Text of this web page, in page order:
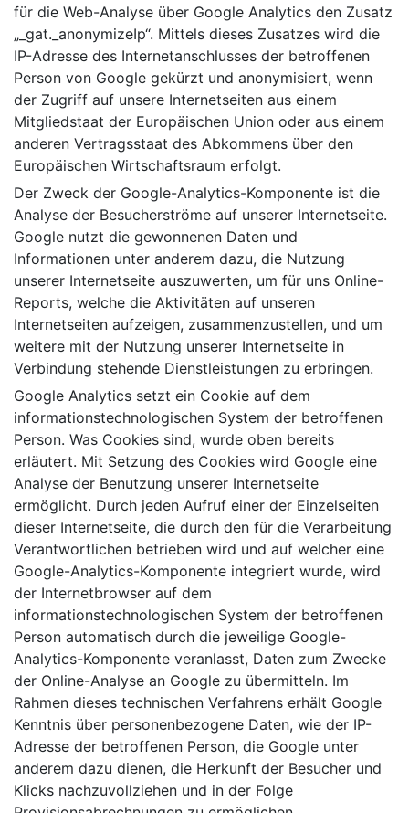
für die Web-Analyse über Google Analytics den Zusatz
„_gat._anonymizeIp“. Mittels dieses Zusatzes wird die
IP-Adresse des Internetanschlusses der betroffenen
Person von Google gekürzt und anonymisiert, wenn
der Zugriff auf unsere Internetseiten aus einem
Mitgliedstaat der Europäischen Union oder aus einem
anderen Vertragsstaat des Abkommens über den
Europäischen Wirtschaftsraum erfolgt.
Der Zweck der Google-Analytics-Komponente ist die
Analyse der Besucherströme auf unserer Internetseite.
Google nutzt die gewonnenen Daten und
Informationen unter anderem dazu, die Nutzung
unserer Internetseite auszuwerten, um für uns Online-
Reports, welche die Aktivitäten auf unseren
Internetseiten aufzeigen, zusammenzustellen, und um
weitere mit der Nutzung unserer Internetseite in
Verbindung stehende Dienstleistungen zu erbringen.
Google Analytics setzt ein Cookie auf dem
informationstechnologischen System der betroffenen
Person. Was Cookies sind, wurde oben bereits
erläutert. Mit Setzung des Cookies wird Google eine
Analyse der Benutzung unserer Internetseite
ermöglicht. Durch jeden Aufruf einer der Einzelseiten
dieser Internetseite, die durch den für die Verarbeitung
Verantwortlichen betrieben wird und auf welcher eine
Google-Analytics-Komponente integriert wurde, wird
der Internetbrowser auf dem
informationstechnologischen System der betroffenen
Person automatisch durch die jeweilige Google-
Analytics-Komponente veranlasst, Daten zum Zwecke
der Online-Analyse an Google zu übermitteln. Im
Rahmen dieses technischen Verfahrens erhält Google
Kenntnis über personenbezogene Daten, wie der IP-
Adresse der betroffenen Person, die Google unter
anderem dazu dienen, die Herkunft der Besucher und
Klicks nachzuvollziehen und in der Folge